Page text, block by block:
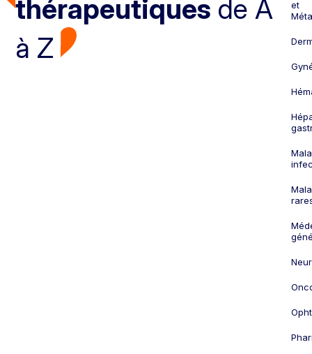
thérapeutiques de A
à Z
et